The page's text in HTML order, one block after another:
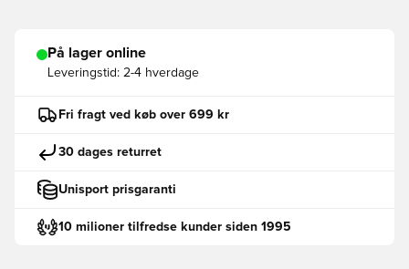
På lager online
Leveringstid: 2-4 hverdage
Fri fragt ved køb over 699 kr
30 dages returret
Unisport prisgaranti
10 milioner tilfredse kunder siden 1995